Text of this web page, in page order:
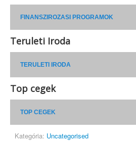
FINANSZIROZASI PROGRAMOK
Teruleti Iroda
TERULETI IRODA
Top cegek
TOP CEGEK
Kategória: Uncategorised